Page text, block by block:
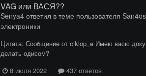
VAG или ВАСЯ??
Senya4ответил в теме пользователя San4os
электроники
Цитата: Сообщение от ciklop_e Имею васю
делать одисом?
8 июля 2022
437 ответов